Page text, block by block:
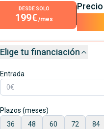
DESDE SOLO
199€ /mes
Elige tu financiación
Entrada
Plazos (meses)
36
48 60 72 84